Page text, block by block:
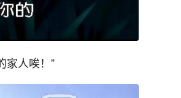
家人唉！”